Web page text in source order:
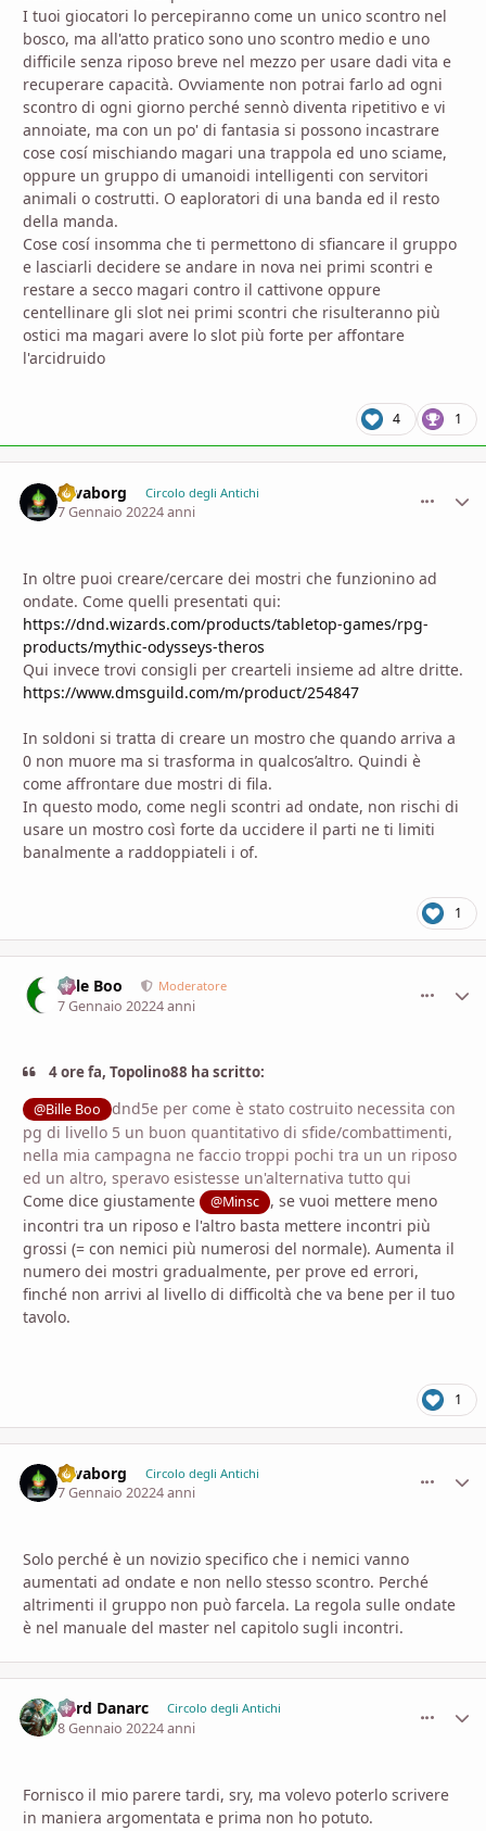
I tuoi giocatori lo percepiranno come un unico scontro nel
bosco, ma all'atto pratico sono uno scontro medio e uno
difficile senza riposo breve nel mezzo per usare dadi vita e
recuperare capacità. Ovviamente non potrai farlo ad ogni
scontro di ogni giorno perché sennò diventa ripetitivo e vi
annoiate, ma con un po' di fantasia si possono incastrare
cose cosí mischiando magari una trappola ed uno sciame,
oppure un gruppo di umanoidi intelligenti con servitori
animali o costrutti. O eaploratori di una banda ed il resto
della manda.
Cose cosí insomma che ti permettono di sfiancare il gruppo
e lasciarli decidere se andare in nova nei primi scontri e
restare a secco magari contro il cattivone oppure
centellinare gli slot nei primi scontri che risulteranno più
ostici ma magari avere lo slot più forte per affontare
l'arcidruido
4 1
savaborg Circolo degli Antichi
7 Gennaio 20224 anni
In oltre puoi creare/cercare dei mostri che funzionino ad
ondate. Come quelli presentati qui:
https://dnd.wizards.com/products/tabletop-games/rpg-
products/mythic-odysseys-theros
Qui invece trovi consigli per crearteli insieme ad altre dritte.
https://www.dmsguild.com/m/product/254847
In soldoni si tratta di creare un mostro che quando arriva a
0 non muore ma si trasforma in qualcos’altro. Quindi è
come affrontare due mostri di fila.
In questo modo, come negli scontri ad ondate, non rischi di
usare un mostro così forte da uccidere il parti ne ti limiti
banalmente a raddoppiateli i of.
1
Bille Boo Moderatore
7 Gennaio 20224 anni
4 ore fa, Topolino88 ha scritto:
@Bille Boo
dnd5e per come è stato costruito necessita con
pg di livello 5 un buon quantitativo di sfide/combattimenti,
nella mia campagna ne faccio troppi pochi tra un un riposo
ed un altro, speravo esistesse un'alternativa tutto qui
Come dice giustamente
@Minsc
, se vuoi mettere meno
incontri tra un riposo e l'altro basta mettere incontri più
grossi (= con nemici più numerosi del normale). Aumenta il
numero dei mostri gradualmente, per prove ed errori,
finché non arrivi al livello di difficoltà che va bene per il tuo
tavolo.
1
savaborg Circolo degli Antichi
7 Gennaio 20224 anni
Solo perché è un novizio specifico che i nemici vanno
aumentati ad ondate e non nello stesso scontro. Perché
altrimenti il gruppo non può farcela. La regola sulle ondate
è nel manuale del master nel capitolo sugli incontri.
Lord Danarc Circolo degli Antichi
8 Gennaio 20224 anni
Fornisco il mio parere tardi, sry, ma volevo poterlo scrivere
in maniera argomentata e prima non ho potuto.